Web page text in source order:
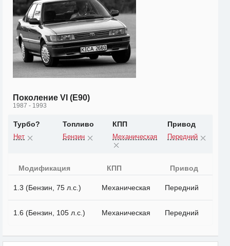
Поколение VI (E90)
1987 - 1993
Турбо?
Нет
Топливо
Бензин
КПП
Механическая
Привод
Передний
Модификация КПП Привод
1.3 (Бензин, 75 л.с.) Механическая Передний
1.6 (Бензин, 105 л.с.) Механическая Передний